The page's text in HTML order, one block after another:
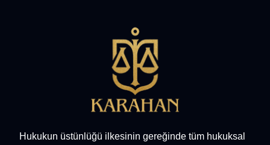
Hukukun üstünlüğü ilkesinin gereğinde tüm hukuksal